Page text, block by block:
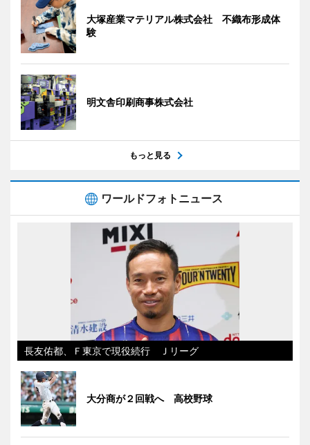
大塚産業マテリアル株式会社 不織布形成体
験
明文舎印刷商事株式会社
もっと見る
ワールドフォトニュース
長友佑都、Ｆ東京で現役続行 Ｊリーグ
大分商が２回戦へ 高校野球